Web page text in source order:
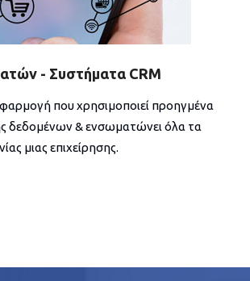
- Συστήματα CRM
που χρησιμοποιεί προηγμένα
δεδομένων & ενσωματώνει όλα τα
μιας επιχείρησης.